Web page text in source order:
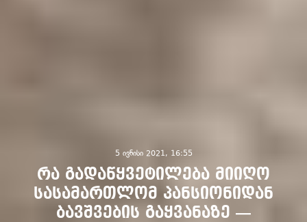
5 ივნისი 2021, 16:55
რა გადაწყვეტილება მიიღო
სასამართლომ პანსიონიდან
ბავშვების გაყვანაზე —